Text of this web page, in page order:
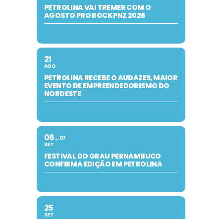
PETROLINA VAI TREMER COM O
AGOSTO PRO ROCK PNZ 2026
21
AGO
PETROLINA RECEBE O AUDAZES, MAIOR
EVENTO DE EMPREENDEDORISMO DO
NORDESTE
06
SET
07
FESTIVAL DO GRAU PERNAMBUCO
CONFIRMA EDIÇÃO EM PETROLINA
25
SET